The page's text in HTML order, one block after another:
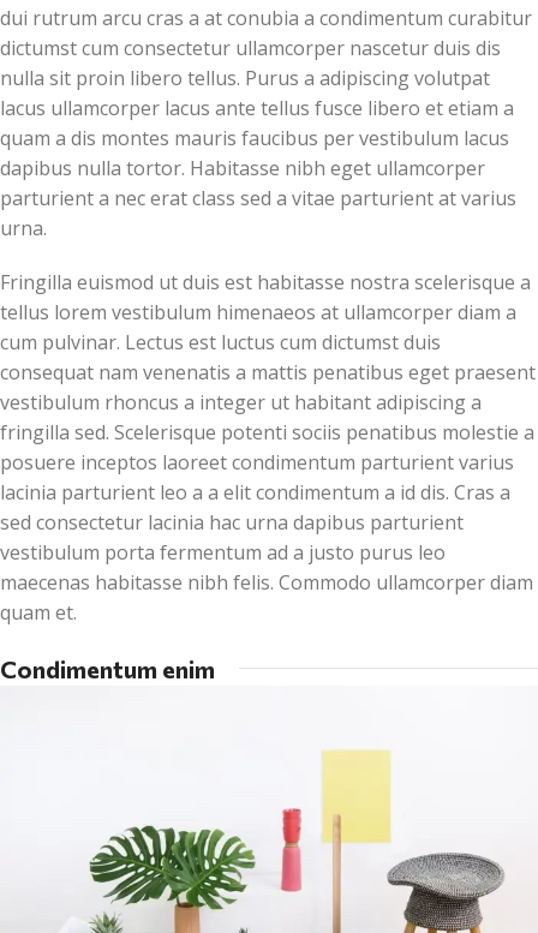
dui rutrum arcu cras a at conubia a condimentum curabitur
dictumst cum consectetur ullamcorper nascetur duis dis
nulla sit proin libero tellus. Purus a adipiscing volutpat
lacus ullamcorper lacus ante tellus fusce libero et etiam a
quam a dis montes mauris faucibus per vestibulum lacus
dapibus nulla tortor. Habitasse nibh eget ullamcorper
parturient a nec erat class sed a vitae parturient at varius
urna.
Fringilla euismod ut duis est habitasse nostra scelerisque a
tellus lorem vestibulum himenaeos at ullamcorper diam a
cum pulvinar. Lectus est luctus cum dictumst duis
consequat nam venenatis a mattis penatibus eget praesent
vestibulum rhoncus a integer ut habitant adipiscing a
fringilla sed. Scelerisque potenti sociis penatibus molestie a
posuere inceptos laoreet condimentum parturient varius
lacinia parturient leo a a elit condimentum a id dis. Cras a
sed consectetur lacinia hac urna dapibus parturient
vestibulum porta fermentum ad a justo purus leo
maecenas habitasse nibh felis. Commodo ullamcorper diam
quam et.
Condimentum enim